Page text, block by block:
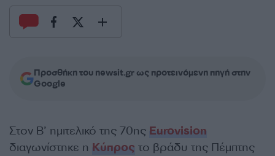
Προσθήκη του newsit.gr ως προτεινόμενη πηγή στην
Google
Στον Β’ ημιτελικό της 70ης Eurovision
διαγωνίστηκε η Κύπρος το βράδυ της Πέμπτης